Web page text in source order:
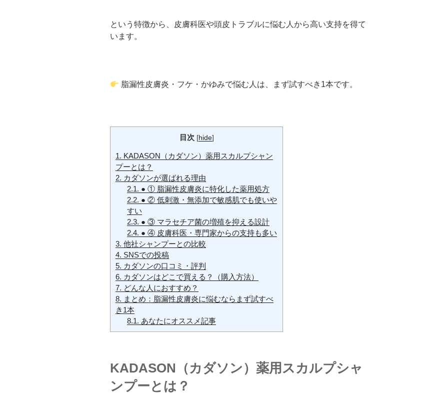
という特徴から、皮膚科医や頭皮トラブルに悩む人から高い支持を得て
います。
脂漏性皮膚炎・フケ・かゆみで悩む人は、まず試すべき1本です。
目次 [hide]
1. KADASON（カダソン）薬用スカルプシャン
プーとは？
2. カダソンが選ばれる理由
2.1. ● ① 脂漏性皮膚炎に特化した薬用処方
2.2. ● ② 低刺激・無添加で敏感肌でも使いや
すい
2.3. ● ③ マラセチア菌の増殖を抑える設計
2.4. ● ④ 皮膚科医・専門家からの支持も多い
3. 他社シャンプーとの比較
4. SNSでの投稿
5. カダソンの口コミ・評判
6. カダソンはどこで買える？（購入方法）
7. どんな人におすすめ？
8. まとめ：脂漏性皮膚炎に悩むならまず試すべ
き1本
8.1. あなたにオススメ記事
KADASON（カダソン）薬用スカルプシャ
ンプーとは？